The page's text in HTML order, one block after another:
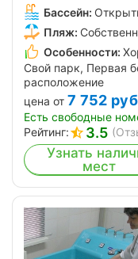
Бассейн:
Пляж:
Особенности:
Свой парк, Первая
расположение
цена от 7 752
Есть свободные
Рейтинг:
3.5
Узнать
мест